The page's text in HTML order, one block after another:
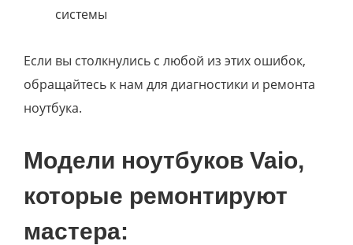
системы
Если вы столкнулись с любой из этих ошибок,
обращайтесь к нам для диагностики и ремонта
ноутбука.
Модели ноутбуков Vaio,
которые ремонтируют
мастера: